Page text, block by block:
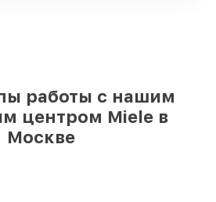
работы с нашим
центром Miele в
Москве